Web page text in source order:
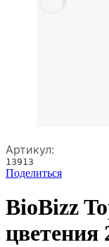
Артикул:
13913
Поделиться
BioBizz
цветения